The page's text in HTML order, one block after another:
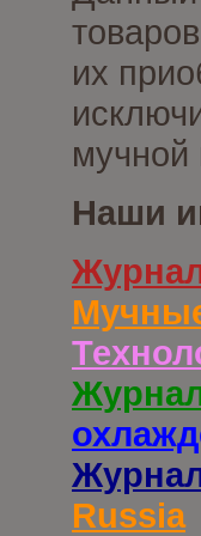
их
мучной
Наши
Russia